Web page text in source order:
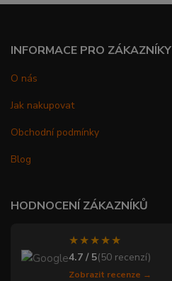
INFORMACE PRO ZÁKAZNÍKY
O nás
Jak nakupovat
Obchodní podmínky
Blog
HODNOCENÍ ZÁKAZNÍKŮ
★★★★★
4.7 / 5(50 recenzí)
Zobrazit recenze →